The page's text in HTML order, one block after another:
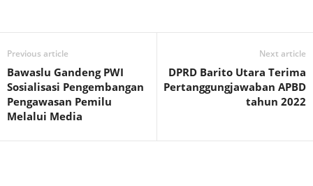
Previous article
Bawaslu Gandeng PWI
Sosialisasi Pengembangan
Pengawasan Pemilu
Melalui Media
Next article
DPRD Barito Utara Terima
Pertanggungjawaban APBD
tahun 2022